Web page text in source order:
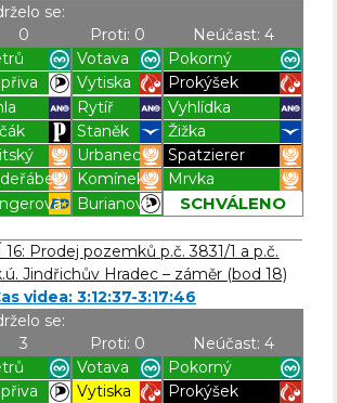
se:
0
Proti: 0
Neúčast: 4
Votava
Pokorný
Vytiska
Prokýšek
Rytíř
Vyhlídka
Staněk
Žižka
Urbanec
Spatzierer
Komínek
Mrvka
Burianová SCHVÁLENO
16: Prodej pozemků p.č. 3831/1 a p.č.
Jindřichův Hradec – záměr (bod 18)
videa: 3:12:37-3:17:46
se:
3
Proti: 0
Neúčast: 4
Votava
Pokorný
Vytiska
Prokýšek